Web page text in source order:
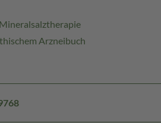
Arzneibuch